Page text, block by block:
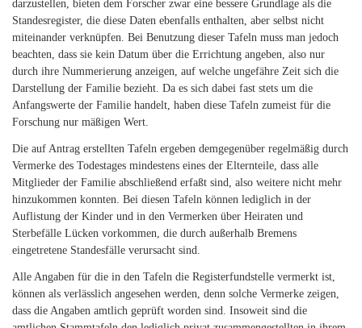
darzustellen, bieten dem Forscher zwar eine bessere Grundlage als die
Standesregister, die diese Daten ebenfalls enthalten, aber selbst nicht
miteinander verknüpfen. Bei Benutzung dieser Tafeln muss man jedoch
beachten, dass sie kein Datum über die Errichtung angeben, also nur
durch ihre Nummerierung anzeigen, auf welche ungefähre Zeit sich die
Darstellung der Familie bezieht. Da es sich dabei fast stets um die
Anfangswerte der Familie handelt, haben diese Tafeln zumeist für die
Forschung nur mäßigen Wert.
Die auf Antrag erstellten Tafeln ergeben demgegenüber regelmäßig durch
Vermerke des Todestages mindestens eines der Elternteile, dass alle
Mitglieder der Familie abschließend erfaßt sind, also weitere nicht mehr
hinzukommen konnten. Bei diesen Tafeln können lediglich in der
Auflistung der Kinder und in den Vermerken über Heiraten und
Sterbefälle Lücken vorkommen, die durch außerhalb Bremens
eingetretene Standesfälle verursacht sind.
Alle Angaben für die in den Tafeln die Registerfundstelle vermerkt ist,
können als verlässlich angesehen werden, denn solche Vermerke zeigen,
dass die Angaben amtlich geprüft worden sind. Insoweit sind die